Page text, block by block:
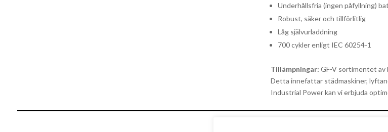
Underhållsfria (ingen påfyllning)
Robust, säker och tillförlitlig
Låg självurladdning
700 cykler enligt IEC 60254-1
Tillämpningar: GF-V sortimentet av
Detta innefattar städmaskiner,
Industrial Power kan vi erbjuda